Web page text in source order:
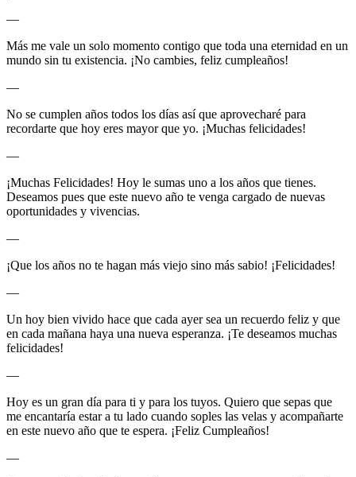
—
Más me vale un solo momento contigo que toda una eternidad en un
mundo sin tu existencia. ¡No cambies, feliz cumpleaños!
—
No se cumplen años todos los días así que aprovecharé para
recordarte que hoy eres mayor que yo. ¡Muchas felicidades!
—
¡Muchas Felicidades! Hoy le sumas uno a los años que tienes.
Deseamos pues que este nuevo año te venga cargado de nuevas
oportunidades y vivencias.
—
¡Que los años no te hagan más viejo sino más sabio! ¡Felicidades!
—
Un hoy bien vivido hace que cada ayer sea un recuerdo feliz y que
en cada mañana haya una nueva esperanza. ¡Te deseamos muchas
felicidades!
—
Hoy es un gran día para ti y para los tuyos. Quiero que sepas que
me encantaría estar a tu lado cuando soples las velas y acompañarte
en este nuevo año que te espera. ¡Feliz Cumpleaños!
—